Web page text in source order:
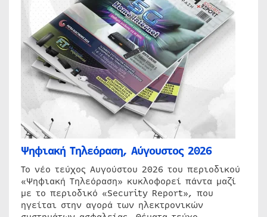
Ψηφιακή Τηλεόραση, Αύγουστος 2026
Το νέο τεύχος Αυγούστου 2026 του περιοδικού
«Ψηφιακή Τηλεόραση» κυκλοφορεί πάντα μαζί
με το περιοδικό «Security Report», που
ηγείται στην αγορά των ηλεκτρονικών